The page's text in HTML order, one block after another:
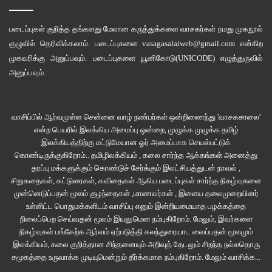
விரும்பினார்.
ரத்தம் சிந்தித்தான் புரட்சி கிடைக்கும் எனும்போது.. ரத்தம் சிந்துவதை
அம்பேத்கர் எதிர்க்கிறார். ஆனால் புரட்சி வேண்டாம் என்று அவர் ஒருபோதும்
கூறவில்லை. அவர் தன்னுடைய ‘புத்தரா கார்ல் மார்க்ஸா’ என்ற தலைப்பிலான
தேர்ந்தெடுப்பதாகக் கூறினார்.
அம்பேத்கரிஸ்ட்களுக்கு தடையாக இருப்பதாக நீங்கள் நினைப்பது
பதில்: அம்பேத்கருக்குப் பின்னர், கடந்த அறுபது ஆண்டுகளாக, தலித்
இயக்கங்கள் தங்களின் ஒற்றுமையை வளர்த்துக்கொள்ள முடியாமல், ஆளும்
வர்க்கக் கட்சிகளுக்கு இரையாகி விட்டன. தத்துவார்த்த பலவீனம்
அதிகமாகிவிட்டது. தலித்துகள் ஆளும் வர்க்கத்தால் தூண்டப்பட்டு பிரிந்து
கிடக்கிறார்கள். இதை உணர்வதற்கு பதில், தங்கள் சாதியின் அடையாளத்தை
தங்களின் தற்காப்பு ஆயுதாமாகத் தாங்கிப் பிடிக்கிறார்கள்.
படைப்புகள் குறித்த தங்களது மேலான கருத்துக்களை வாசகர்கள் நமது முகநூல்
குழுவில் தெரிவிக்கலாம். படைப்புகளை vasagasalaiweb@gmail.com என்கிற
முகவரிக்கு அனுப்பவும். படைப்புகளை யூனிகோடு(UNICODE)எழுத்துருவில்
அனுப்பவும்.
வாசிப்பில் ஆர்வமுள்ள சென்னை வாழ் நண்பர்கள் ஒன்றிணைந்து 'வாசகசாலை'
என்ற பெயரில் இலக்கிய அமைப்பு ஒன்றை, முழுக்க முழுக்க தமிழ்
இலக்கியத்திற்கு மட்டுமேயான ஓர் அமைப்பாக செயல்பட்டுக்
கொண்டிருக்குகிறோம்.. தமிழிலக்கியம் , கலை சார்ந்த ஆக்கங்கள் அனைத்து
தரப்பு மக்களுக்கும் கொண்டுச் சேர்க்கும் இலட்சியத்துடன் நாவல் ,
சிறுகதைகள், கட்டுரைகள், கவிதைகள் ஆகிய படைப்புகள் சார்ந்த நிகழ்வுகளை
முன்னெடுப்பதன் மூலம் குழந்தைகள் ,மாணவர்கள் , இளைய தலைமுறையினர்
உள்ளிட்ட பொதுமக்களிடம் வாசிப்பு எனும் இன்றியமையாத பழக்கத்தை
நிலைப்பெற செய்வதன் மூலம் இயலுமென நம்புகிறோம். மேலும், இவர்களை
நிகழ்வுகள் பங்கேற்க ஆர்வம் ஏற்படுத்தி கலந்துரையாட வைப்பதன் மூலமும்
இலக்கியம், கலை குறித்தான சிந்தனையும் அறிவுத் தேடலும் சிறந்த நல்லதொரு
சமூகத்தை உருவாக்க முடியுமென்றும் தீர்க்கமாக நம்புகிறோம். மேலும் வாசிக்க...